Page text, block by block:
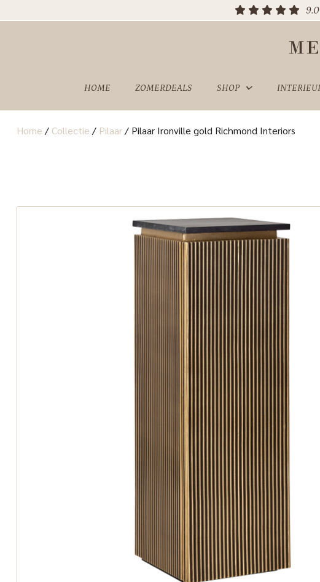
9.0
HOME ZOMERDEALS SHOP
SHOWROOM
Home / Collectie / Pilaar/ Pilaar Ironville gold Richmond Interiors